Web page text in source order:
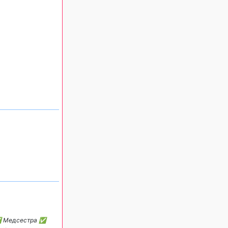
Медсестра ✅